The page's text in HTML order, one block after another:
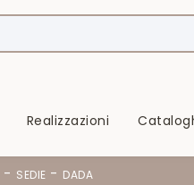
Realizzazioni
- SEDIE - DADA